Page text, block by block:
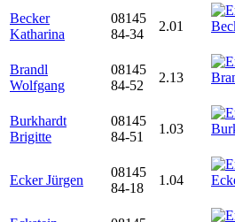
Becker
Katharina
08145
84-34
2.01
Brandl
Wolfgang
08145
84-52
2.13
Burkhardt
Brigitte
08145
84-51
1.03
Ecker Jürgen
08145
84-18
1.04